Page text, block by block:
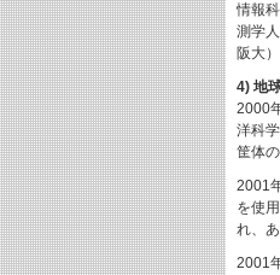
情報
測学
阪大
4) 地
2000
洋科
筐体
2001
を使
れ、
2001